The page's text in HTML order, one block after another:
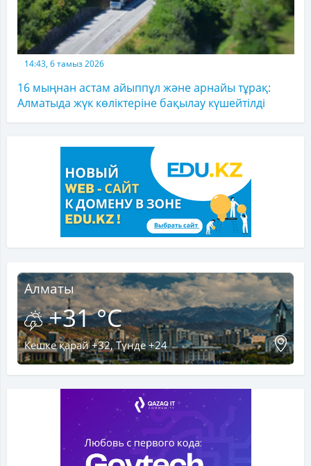
14:43, 6 тамыз 2026
16 мыңнан астам айыппұл және арнайы тұрақ:
Алматыда жүк көліктеріне бақылау күшейтілді
Алматы
+31 °C
Кешке қарай +32, Түнде +24